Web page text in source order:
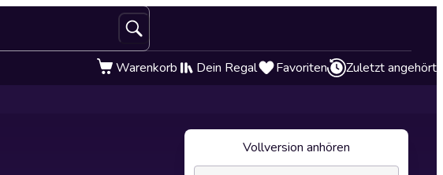
Warenkorb Dein Regal Favoriten Zuletzt angehört
Vollversion anhören